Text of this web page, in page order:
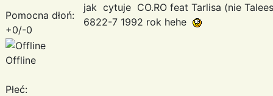
Pomocna dłoń:
+0/-0
Offline
Płeć:
jak cytuje CO.RO feat Tarlisa (nie
6822-7 1992 rok hehe